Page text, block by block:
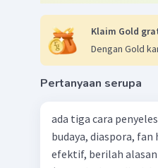
Klaim Gold
Dengan Gold
Pertanyaan serupa
ada tiga cara
budaya, diaspora,
efektif, berilah alasannya dari 5 penyelesaian konflik secara